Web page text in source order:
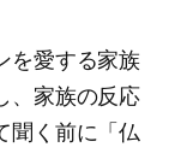
を愛する家族
、家族の反応
聞く前に「仏